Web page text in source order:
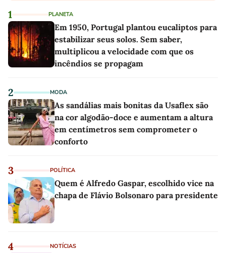
1 PLANETA
Em 1950, Portugal plantou eucaliptos para
estabilizar seus solos. Sem saber,
multiplicou a velocidade com que os
incêndios se propagam
2 MODA
As sandálias mais bonitas da Usaflex são
na cor algodão-doce e aumentam a altura
em centímetros sem comprometer o
conforto
3 POLÍTICA
Quem é Alfredo Gaspar, escolhido vice na
chapa de Flávio Bolsonaro para presidente
4 NOTÍCIAS